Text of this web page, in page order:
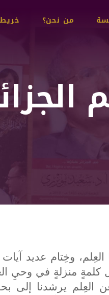
من نحن؟
وخِتام عديد
كلمةٍ منزلةٍ في وحيِ
العِلم يرشدنا إلى